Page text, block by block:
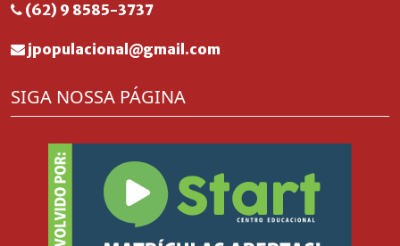
(62) 9 8585-3737
jpopulacional@gmail.com
SIGA NOSSA PÁGINA